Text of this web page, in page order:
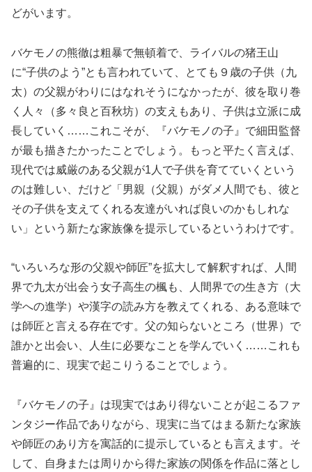
どがいます。
バケモノの熊徹は粗暴で無頓着で、ライバルの猪王山
に“子供のよう”とも言われていて、とても９歳の子供（九
太）の父親がわりにはなれそうになかったが、彼を取り巻
く人々（多々良と百秋坊）の支えもあり、子供は立派に成
長していく……これこそが、『バケモノの子』で細田監督
が最も描きたかったことでしょう。もっと平たく言えば、
現代では威厳のある父親が1人で子供を育てていくという
のは難しい、だけど「男親（父親）がダメ人間でも、彼と
その子供を支えてくれる友達がいれば良いのかもしれな
い」という新たな家族像を提示しているというわけです。
“いろいろな形の父親や師匠”を拡大して解釈すれば、人間
界で九太が出会う女子高生の楓も、人間界での生き方（大
学への進学）や漢字の読み方を教えてくれる、ある意味で
は師匠と言える存在です。父の知らないところ（世界）で
誰かと出会い、人生に必要なことを学んでいく……これも
普遍的に、現実で起こりうることでしょう。
『バケモノの子』は現実ではあり得ないことが起こるファ
ンタジー作品でありながら、現実に当てはまる新たな家族
や師匠のあり方を寓話的に提示しているとも言えます。そ
して、自身または周りから得た家族の関係を作品に落とし